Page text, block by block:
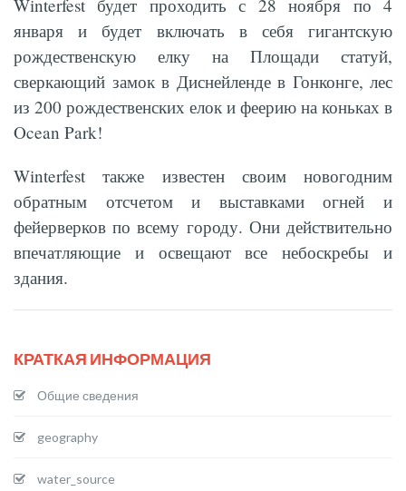
Winterfest будет проходить с 28 ноября по 4
января и будет включать в себя гигантскую
рождественскую елку на Площади статуй,
сверкающий замок в Диснейленде в Гонконге, лес
из 200 рождественских елок и феерию на коньках в
Ocean Park!
Winterfest также известен своим новогодним
обратным отсчетом и выставками огней и
фейерверков по всему городу. Они действительно
впечатляющие и освещают все небоскребы и
здания.
КРАТКАЯ ИНФОРМАЦИЯ
Общие сведения
geography
water_source